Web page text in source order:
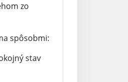
zo
spôsobmi:
stav